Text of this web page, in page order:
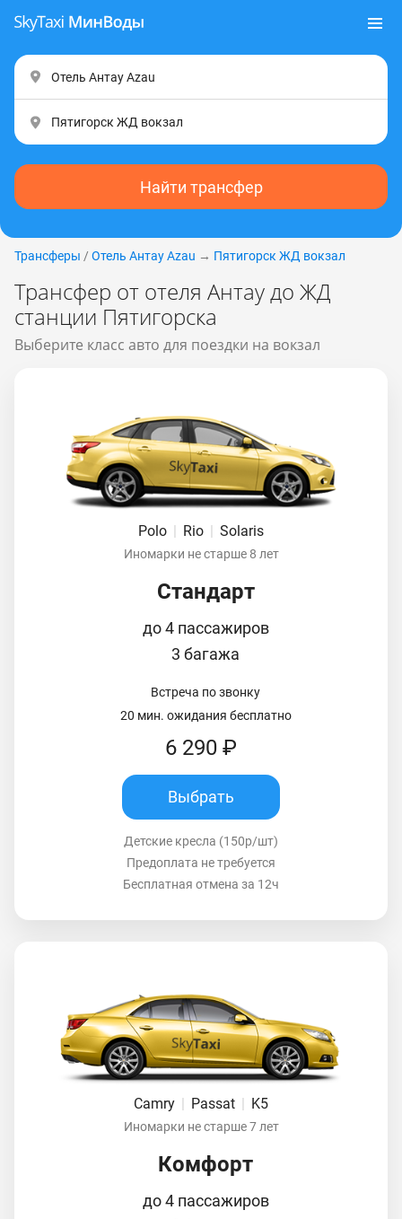
Найти трансфер
Трансферы / Отель Антау Аzаu → Пятигорск ЖД вокзал
Трансфер от отеля Антау до ЖД
станции Пятигорска
Выберите класс авто для поездки на вокзал
Polo | Rio | Solaris
Иномарки не старше 8 лет
Стандарт
до 4 пассажиров
3 багажа
Встреча по звонку
20 мин. ожидания бесплатно
6 290 ₽
Выбрать
Детские кресла (150р/шт)
Предоплата не требуется
Бесплатная отмена за 12ч
Camry Passat K5
Иномарки не старше 7 лет
Комфорт
до 4 пассажиров